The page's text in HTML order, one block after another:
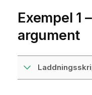
Exempel 1
argument